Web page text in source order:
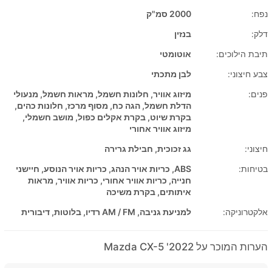
נפח:
2000 סמ"ק
דלק:
בנזין
תיבת הילוכים:
אוטומטי
צבע חיצוני:
לבן מתכתי
פנים:
מיזוג אוויר, חלונות חשמל, מראות חשמל, מנעולי
הדלת חשמל, הגה כח, מסוף מרכז, חלונות כהים,
בקרת שיוט, בקרת אקלים כפול, מושב חשמלי,
מיזוג אוויר אחורי
חיצוני:
גג זכוכית, חבילת גרירה
בטיחות:
ABS, כריות אויר הנהג, כריות אויר הנוסע, חיישני
חנייה, כריות אוויר אחורי, כריות אוויר, מראות
איתותים, בקרת משיכה
אלקטרוניקה:
למניעת גניבה, AM / FM רדיו, בלוטות, דיבורית
הערות המוכר על 2022' Mazda CX-5